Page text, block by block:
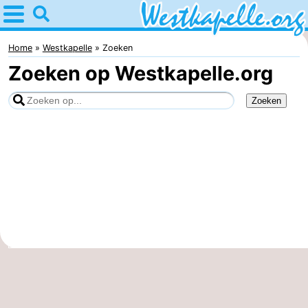
Home
Westkapelle
Tips
Voor
Home Westkapelle Zoeken
Zoeken op Westkapelle.org